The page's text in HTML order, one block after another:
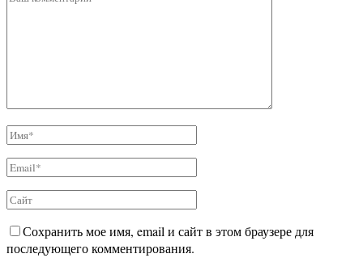
Сохранить мое имя, email и сайт в этом браузере для
последующего комментирования.